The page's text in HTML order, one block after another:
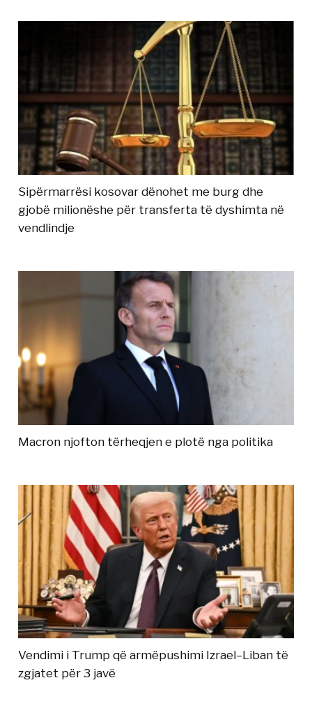
Sipërmarrësi kosovar dënohet me burg dhe
gjobë milionëshe për transferta të dyshimta në
vendlindje
Macron njofton tërheqjen e plotë nga politika
Vendimi i Trump që armëpushimi Izrael–Liban të
zgjatet për 3 javë